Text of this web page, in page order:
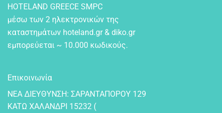
HOTELAND GREECE SMPC
μέσω των 2 ηλεκτρονικών της
καταστημάτων hoteland.gr & diko.gr
εμπορεύεται ~ 10.000 κωδικούς.
Επικοινωνία
NEA ΔIEYΘYNΣH: ΣAPANTAΠOPOY 129
KATΩ XAΛANΔPI 15232 (